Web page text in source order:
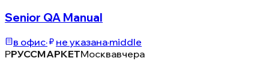
Senior QA Manual
в офис· не указана·middle
РРУССМАРКЕТМосквавчера